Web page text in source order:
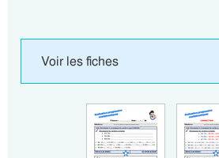
Voir les fiches